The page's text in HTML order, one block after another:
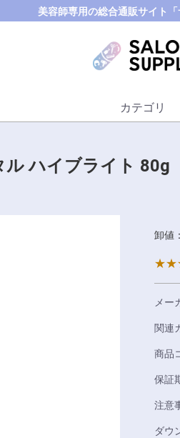
美容師専用の総合通販サイト「
カテゴリ
ル ハイブライト 80g
卸値：
メー
関連
商品
保証
注意
ダウ